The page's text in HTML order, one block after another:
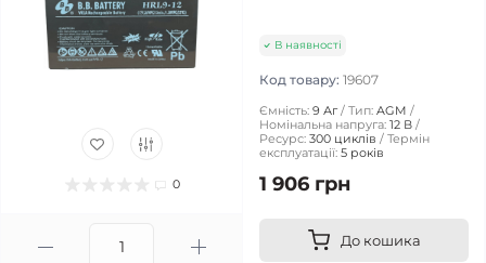
0
В наявності
Код товару: 19607
Ємність: 9 Аг Тип: AGM
Номінальна напруга: 12 В
Ресурс: 300 циклів
Термін
експлуатації: 5 років
1 906 грн
До кошика